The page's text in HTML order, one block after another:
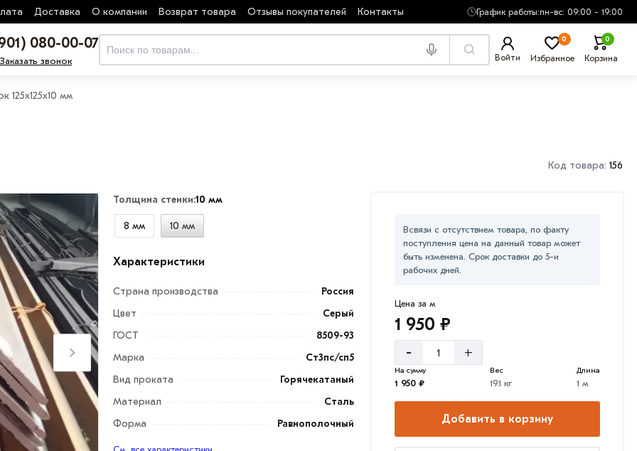
Доставка О компании Возврат товара Отзывы покупателей Контакты График работы:пн-вс: 09:00 - 19:00
080-00-07
Заказать звонок Войти Избранное
0
Корзина
0
125х125х10 мм
Код товара: 156
Толщина стенки:10 мм
8 мм 10 мм
Характеристики
Страна производства
Россия
Цвет
Серый
ГОСТ
8509-93
Марка
Ст3пс/сп5
Вид проката
Горячекатаный
Материал
Сталь
Форма
Равнополочный
Всвязи с отсутствием товара, по факту
поступления цена на данный товар может
быть изменена. Срок доставки до 5-и
рабочих дней.
Цена за м
1 950 ₽
- +
На сумму
1 950 ₽
Вес
19.1 кг
Длина
1 м
Добавить в корзину